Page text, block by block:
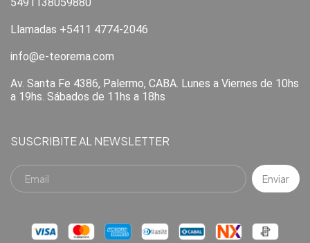
Llamadas +5411 4774-2046
info@e-teorema.com
Av. Santa Fe 4386, Palermo, CABA. Lunes a Viernes de 10hs
a 19hs. Sábados de 11hs a 18hs
SUSCRIBITE AL NEWSLETTER